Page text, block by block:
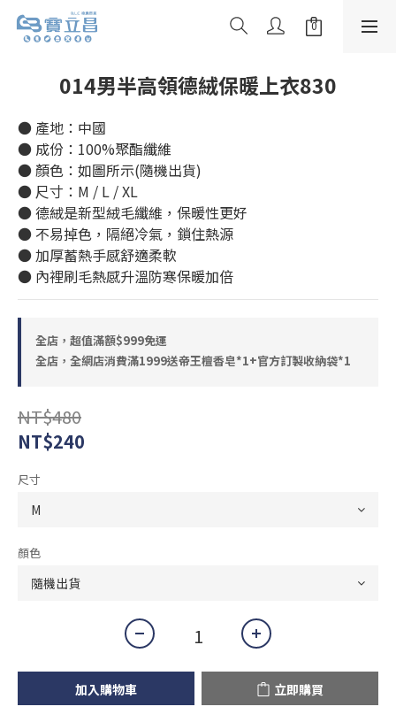
014男半高領德絨保暖上衣830
● 產地：中國
● 成份：100%聚酯纖維
● 顏色：如圖所示(隨機出貨)
● 尺寸：M / L / XL
● 德絨是新型絨毛纖維，保暖性更好
● 不易掉色，隔絕冷氣，鎖住熱源
● 加厚蓄熱手感舒適柔軟
● 內裡刷毛熱感升溫防寒保暖加倍
全店，超值滿額$999免運
全店，全網店消費滿1999送帝王檀香皂*1+官方訂製收納袋*1
NT$480
NT$240
尺寸
顏色
加入購物車 立即購買